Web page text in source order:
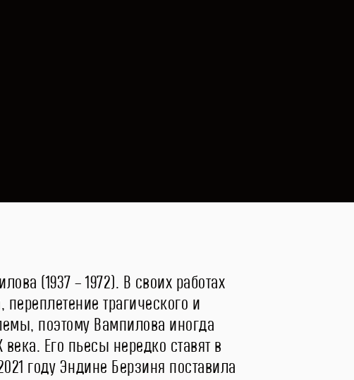
(1937 – 1972). В своих работах
трагического и
поэтому Вампилова иногда
Его пьесы нередко ставят в
году Эндине Берзиня поставила